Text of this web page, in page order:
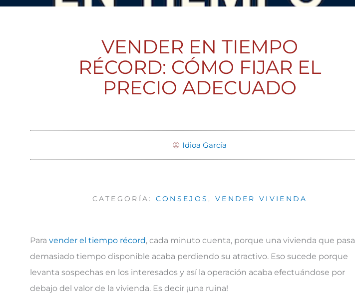
VENDER EN TIEMPO
RÉCORD: CÓMO FIJAR EL
PRECIO ADECUADO
Idioa García
CATEGORÍA: CONSEJOS , VENDER VIVIENDA
Para vender el tiempo récord, cada minuto cuenta, porque una vivienda que pasa
demasiado tiempo disponible acaba perdiendo su atractivo. Eso sucede porque
levanta sospechas en los interesados y así la operación acaba efectuándose por
debajo del valor de la vivienda. Es decir ¡una ruina!